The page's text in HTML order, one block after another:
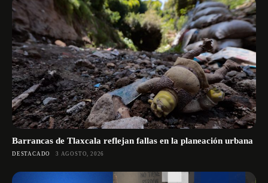
Barrancas de Tlaxcala reflejan fallas en la planeación urbana
DESTACADO 3 AGOSTO, 2026